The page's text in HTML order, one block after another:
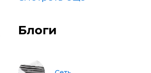
Блоги